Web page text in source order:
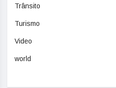
Trânsito
Turismo
Video
world